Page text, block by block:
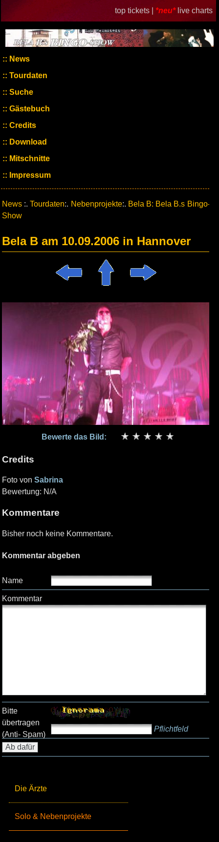
top tickets | *neu* live charts
News
Tourdaten
Suche
Gästebuch
Credits
Download
Mitschnitte
Impressum
Die Ärzte
Solo & Nebenprojekte
News :.Tourdaten:. Nebenprojekte:. Bela B: Bela B.s Bingo-
Show
Bela B am 10.09.2006 in Hannover
Bewerte das Bild:
Credits
Foto von Sabrina
Bewertung: N/A
Kommentare
Bisher noch keine Kommentare.
Kommentar abgeben
Name
Kommentar
Bitte
übertragen
(Anti- Spam)
Pflichtfeld